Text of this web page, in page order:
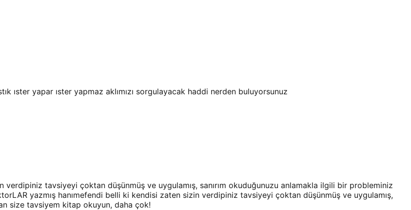
ıster yapar ıster yapmaz aklımızı sorgulayacak haddi nerden buluyorsunuz
tavsiyeyi çoktan düşünmüş ve uygulamış, sanırım okuduğunuzu anlamakla ilgili bir probleminiz
yazmış hanımefendi belli ki kendisi zaten sizin verdipiniz tavsiyeyi çoktan düşünmüş ve uygulamış,
size tavsiyem kitap okuyun, daha çok!